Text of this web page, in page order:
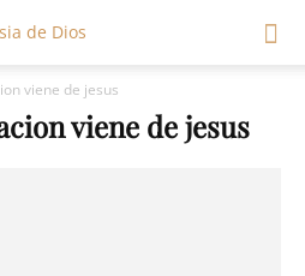
viene de jesus
viene de jesus